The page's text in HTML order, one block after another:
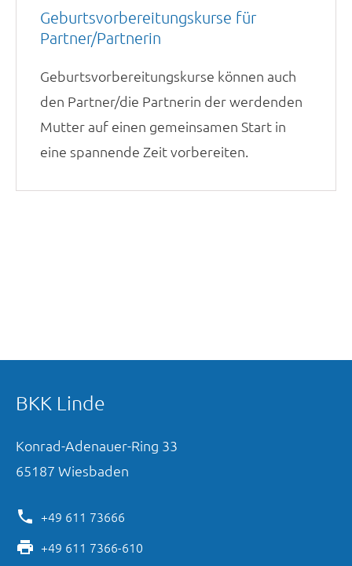
Geburtsvorbereitungskurse für
Partner/Partnerin
Geburtsvorbereitungskurse können auch
den Partner/die Partnerin der werdenden
Mutter auf einen gemeinsamen Start in
eine spannende Zeit vorbereiten.
BKK Linde
Konrad-Adenauer-Ring 33
65187 Wiesbaden
+49 611 73666
+49 611 7366-610